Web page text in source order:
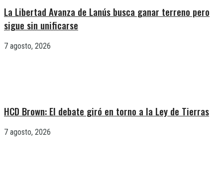
La Libertad Avanza de Lanús busca ganar terreno pero
sigue sin unificarse
7 agosto, 2026
HCD Brown: El debate giró en torno a la Ley de Tierras
7 agosto, 2026